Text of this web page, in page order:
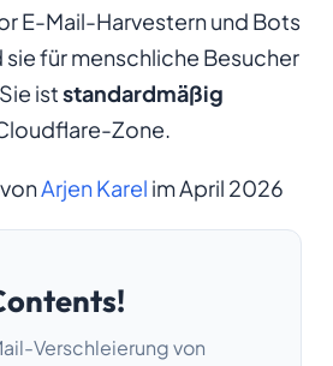
E-Mail-Harvestern und Bots
für menschliche Besucher
iststandardmäßig
Zone.
Arjen Karel im April 2026
Verschleierung von